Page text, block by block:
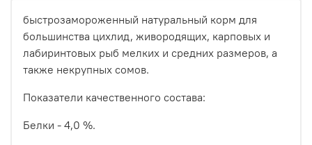
быстрозамороженный натуральный корм для
большинства цихлид, живородящих, карповых и
лабиринтовых рыб мелких и средних размеров, а
также некрупных сомов.
Показатели качественного состава:
Белки - 4,0 %.